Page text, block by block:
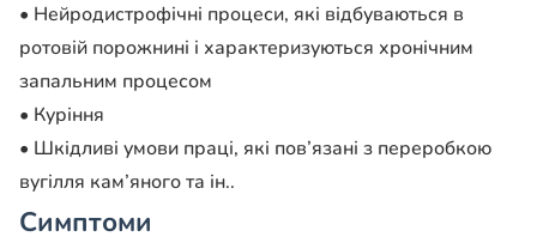
• Нейродистрофічні процеси, які відбуваються в
ротовій порожнині і характеризуються хронічним
запальним процесом
• Куріння
• Шкідливі умови праці, які пов’язані з переробкою
вугілля кам’яного та ін..
Симптоми